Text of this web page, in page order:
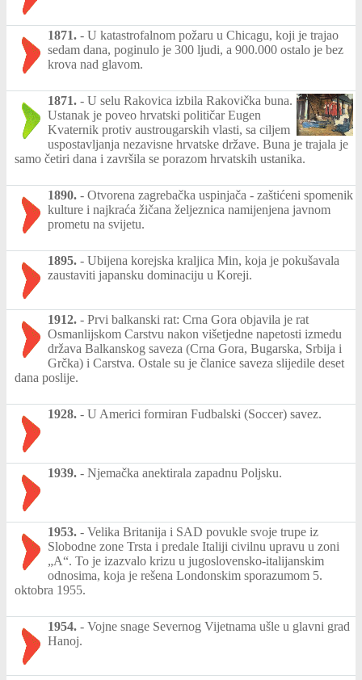
1871. - U katastrofalnom požaru u Chicagu, koji je trajao
sedam dana, poginulo je 300 ljudi, a 900.000 ostalo je bez
krova nad glavom.
1871. - U selu Rakovica izbila Rakovička buna.
Ustanak je poveo hrvatski političar Eugen
Kvaternik protiv austrougarskih vlasti, sa ciljem
uspostavljanja nezavisne hrvatske države. Buna je trajala je
samo četiri dana i završila se porazom hrvatskih ustanika.
1890. - Otvorena zagrebačka uspinjača - zaštićeni spomenik
kulture i najkraća žičana željeznica namijenjena javnom
prometu na svijetu.
1895. - Ubijena korejska kraljica Min, koja je pokušavala
zaustaviti japansku dominaciju u Koreji.
1912. - Prvi balkanski rat: Crna Gora objavila je rat
Osmanlijskom Carstvu nakon višetjedne napetosti izmedu
država Balkanskog saveza (Crna Gora, Bugarska, Srbija i
Grčka) i Carstva. Ostale su je članice saveza slijedile deset
dana poslije.
1928. - U Americi formiran Fudbalski (Soccer) savez.
1939. - Njemačka anektirala zapadnu Poljsku.
1953. - Velika Britanija i SAD povukle svoje trupe iz
Slobodne zone Trsta i predale Italiji civilnu upravu u zoni
„A“. To je izazvalo krizu u jugoslovensko-italijanskim
odnosima, koja je rešena Londonskim sporazumom 5.
oktobra 1955.
1954. - Vojne snage Severnog Vijetnama ušle u glavni grad
Hanoj.